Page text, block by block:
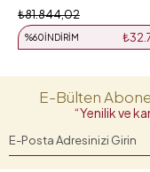
%60İNDIRIM
₺81.844,02
E-Bülten
“Yenilik ve